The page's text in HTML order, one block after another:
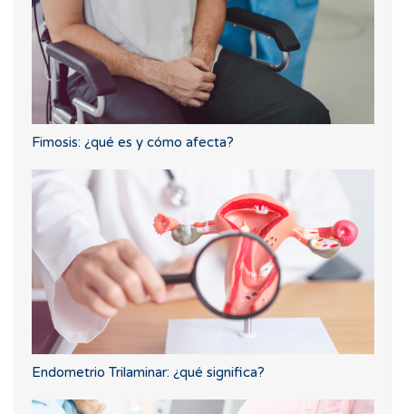
Fimosis: ¿qué es y cómo afecta?
Endometrio Trilaminar: ¿qué significa?